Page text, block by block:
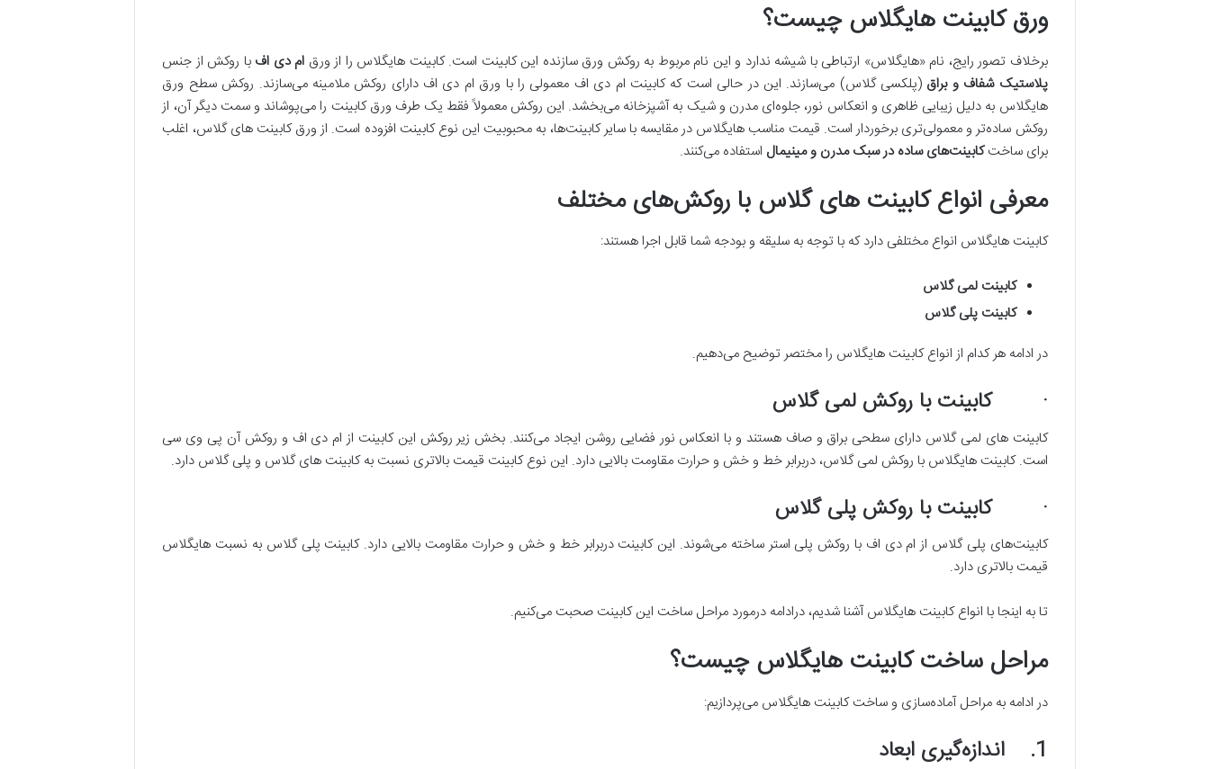
ورق کابینت هایگلاس چیست؟
برخلاف تصور رایج، نام «هایگلاس» ارتباطی با شیشه ندارد و این نام مربوط به روکش ورق سازنده این کابینت است. کابینت هایگلاس را از ورق ام دی اف با روکش از جنس
پلاستیک شفاف و براق (پلکسی گلاس) می‌سازند. این در حالی است که کابینت ام دی اف معمولی را با ورق ام دی اف دارای روکش ملامینه می‌سازند. روکش سطح ورق
هایگلاس به دلیل زیبایی ظاهری و انعکاس نور، جلوه‌ای مدرن و شیک به آشپزخانه می‌بخشد. این روکش معمولاً فقط یک طرف ورق کابینت را می‌پوشاند و سمت دیگر آن، از
روکش ساده‌تر و معمولی‌تری برخوردار است. قیمت مناسب هایگلاس در مقایسه با سایر کابینت‌ها، به محبوبیت این نوع کابینت افزوده است. از ورق کابینت های گلاس، اغلب
برای ساختکابینت‌های ساده در سبک مدرن و مینیمال استفاده می‌کنند.
معرفی انواع کابینت های گلاس با روکش‌های مختلف
کابینت هایگلاس انواع مختلفی دارد که با توجه به سلیقه و بودجه شما قابل اجرا هستند:
کابینت لمی گلاس
کابینت پلی گلاس
در ادامه هر کدام از انواع کابینت هایگلاس را مختصر توضیح می‌دهیم.
· کابینت با روکش لمی گلاس
کابینت های لمی گلاس دارای سطحی براق و صاف هستند و با انعکاس نور فضایی روشن ایجاد می‌کنند. بخش زیر روکش این کابینت از ام دی اف و روکش آن پی وی سی
است. کابینت هایگلاس با روکش لمی گلاس، دربرابر خط و خش و حرارت مقاومت بالایی دارد. این نوع کابینت قیمت بالاتری نسبت به کابینت های گلاس و پلی گلاس دارد.
· کابینت با روکش پلی گلاس
کابینت‌های پلی گلاس از ام دی اف با روکش پلی استر ساخته می‌شوند. این کابینت دربرابر خط و خش و حرارت مقاومت بالایی دارد. کابینت پلی گلاس به نسبت هایگلاس
قیمت بالاتری دارد.
تا به اینجا با انواع کابینت هایگلاس آشنا شدیم، درادامه درمورد مراحل ساخت این کابینت صحبت می‌کنیم.
مراحل ساخت کابینت هایگلاس چیست؟
در ادامه به مراحل آماده‌سازی و ساخت کابینت هایگلاس می‌پردازیم:
1. اندازه‌گیری ابعاد